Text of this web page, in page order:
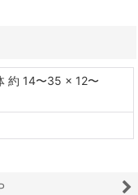
約 14〜35 × 12〜